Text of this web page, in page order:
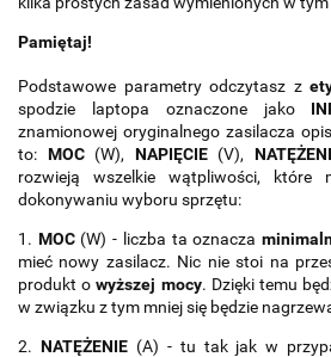
Pamiętaj!
Podstawowe parametry odczytasz z
spodzie laptopa oznaczone jako
znamionowej oryginalnego zasilacza
to: MOC (W), NAPIĘCIE (V),
rozwieją wszelkie wątpliwości, które
dokonywaniu wyboru sprzętu:
1. MOC (W) - liczba ta oznacza
mieć nowy zasilacz. Nic nie stoi na
produkt owyższej mocy. Dzięki temu
w związku z tym mniej się będzie
2. NATĘŻENIE (A) - tu tak jak w